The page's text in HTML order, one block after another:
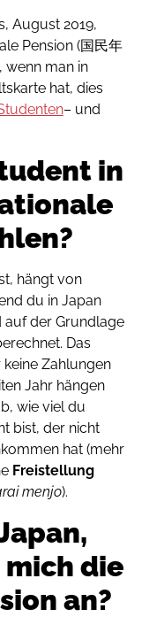
August 2019,
Pension (国民年
wenn man in
hat, dies
– und
in
hängt von
du in Japan
auf der Grundlage
Das
Zahlungen
Jahr hängen
wie viel du
bist, der nicht
hat (mehr
Freistellung
menjo).
die
an?